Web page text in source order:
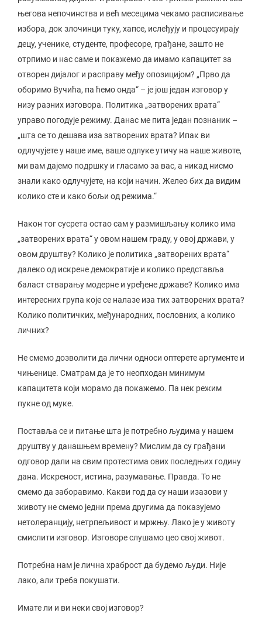
његова непочинства и већ месецима чекамо расписивање
избора, док злочинци туку, хапсе, ислеђују и процесуирају
децу, ученике, студенте, професоре, грађане, зашто не
отрпимо и нас саме и покажемо да имамо капацитет за
отворен дијалог и расправу међу опозицијом? „Прво да
оборимо Вучића, па ћемо онда“ – је још један изговор у
низу разних изговора. Политика „затворених врата“
управо погодује режиму. Данас ме пита један познаник –
„шта се то дешава иза затворених врата? Ипак ви
одлучујете у наше име, ваше одлуке утичу на наше животе,
ми вам дајемо подршку и гласамо за вас, а никад нисмо
знали како одлучујете, на који начин. Желео бих да видим
колико сте и како бољи од режима.“
Након тог сусрета остао сам у размишљању колико има
„затворених врата“ у овом нашем граду, у овој држави, у
овом друштву? Колико је политика „затворених врата“
далеко од искрене демократије и колико представља
баласт стварању модерне и уређене државе? Колико има
интересних група које се налазе иза тих затворених врата?
Колико политичких, међународних, пословних, а колико
личних?
Не смемо дозволити да лични односи оптерете аргументе и
чињенице. Сматрам да је то неопходан минимум
капацитета који морамо да покажемо. Па нек режим
пукне од муке.
Поставља се и питање шта је потребно људима у нашем
друштву у данашњем времену? Мислим да су грађани
одговор дали на свим протестима ових последњих годину
дана. Искреност, истина, разумавање. Правда. То не
смемо да заборавимо. Какви год да су наши изазови у
животу не смемо једни према другима да показујемо
нетолеранцију, нетрпељивост и мржњу. Лако је у животу
смислити изговор. Изговоре слушамо цео свој живот.
Потребна нам је лична храброст да будемо људи. Није
лако, али треба покушати.
Имате ли и ви неки свој изговор?